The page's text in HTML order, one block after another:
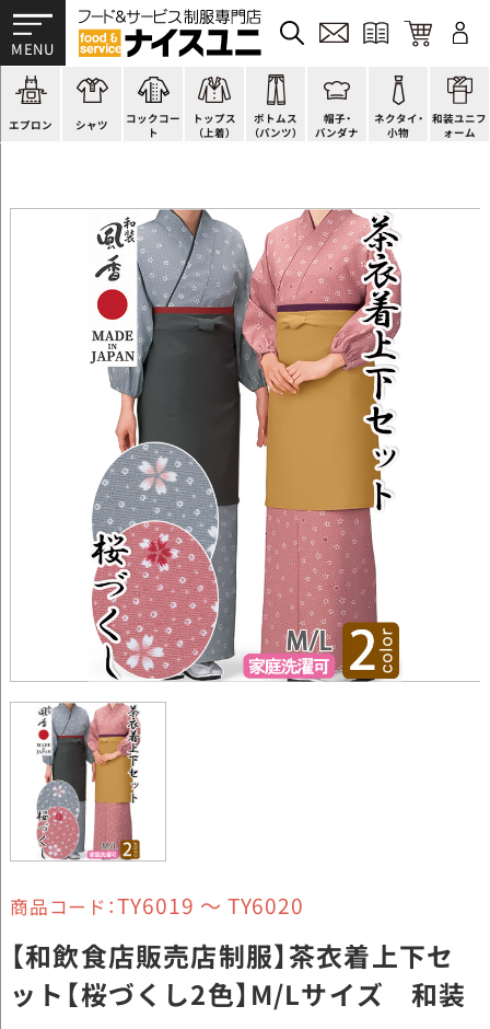
エプロン
かぶり型
スモック風
厨房用
ラップエプロン
シャツ
ピンタック
Tシャツ
ポロシャツ
和風シャツ(Asian)コックコー
ト
ショップコート
スタンダード
ファッション
キッズ
トップス
（上着）
法被(はっぴ)
調理白衣
カットソー
ジャンバー
ボトムス
（パンツ）
イージーパンツ
ワンピース
厨房シューズ
フロアシューズ
帽子・
バンダナ
洋帽子
コック帽
衛生帽子
ヘアネット
ネクタイ・
小物
ネクタイ
蝶ネクタイ
リボン・スカーフ
クロスタイ
和装ユニフ
ォーム
帯
草履、足袋など
着付小物
きもの
商品コード：TY6019 ～ TY6020
【和飲食店販売店制服】茶衣着上下セ
ット【桜づくし2色】M/Lサイズ 和装